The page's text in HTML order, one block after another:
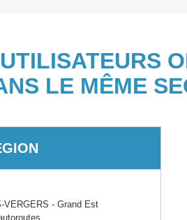
LE MÊME
VERGERS - Grand Est